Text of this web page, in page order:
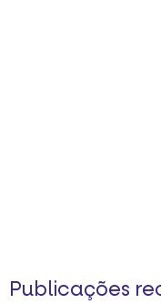
Publicações